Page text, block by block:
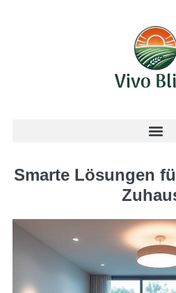
Smarte Lösungen